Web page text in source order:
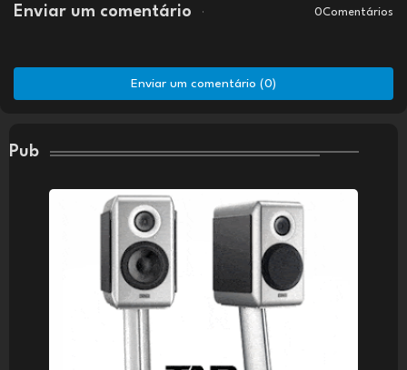
Enviar um comentário 0Comentários
Enviar um comentário (0)
Pub